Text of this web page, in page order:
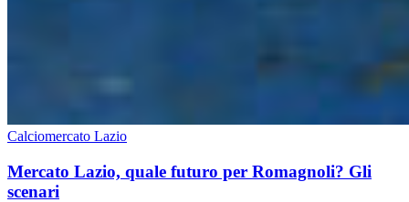
Calciomercato Lazio
Mercato Lazio, quale futuro per Romagnoli? Gli
scenari